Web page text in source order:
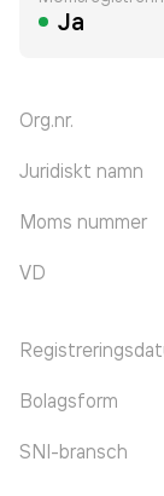
Ja
Org.nr.
Juridiskt namn
Moms nummer
VD
Bolagsform
SNI-bransch